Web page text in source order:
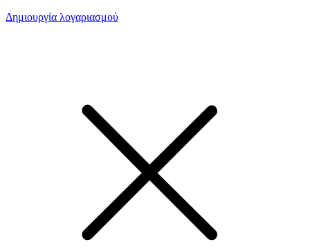
Δημιουργία λογαριασμού